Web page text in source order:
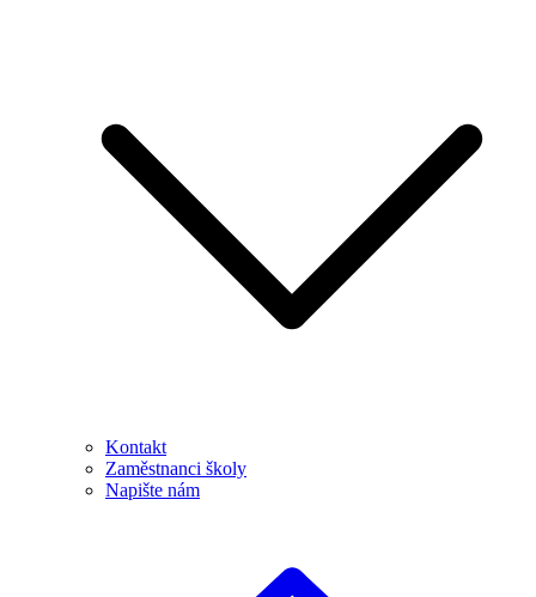
Kontakt
Zaměstnanci školy
Napište nám